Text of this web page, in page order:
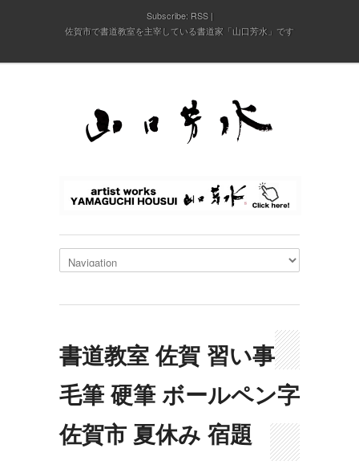
Subscribe: RSS
佐賀市で書道教室を主宰している書道家「山口芳水」です
書道教室 佐賀 習い事
毛筆 硬筆 ボールペン字
佐賀市 夏休み 宿題